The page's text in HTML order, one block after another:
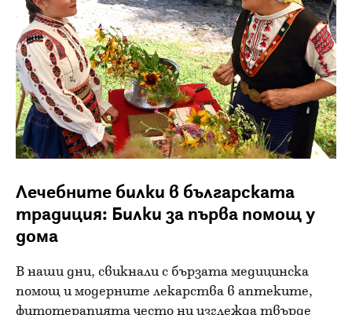
Лечебните билки в българската
традиция: Билки за първа помощ у
дома
В наши дни, свикнали с бързата медицинска
помощ и модерните лекарства в аптеките,
фитотерапията често ни изглежда твърде